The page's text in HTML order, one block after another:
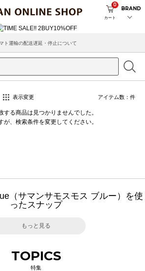
カート
0
BRAND
ト運輸の配送遅延・停止について
表示変更 アイテム数： 件
する商品は見つかりませんでした。
が、検索条件を変更してください。
（サマンサモスモス ブルー）を使
ったスナップ
もっと見る
TOPICS
特集